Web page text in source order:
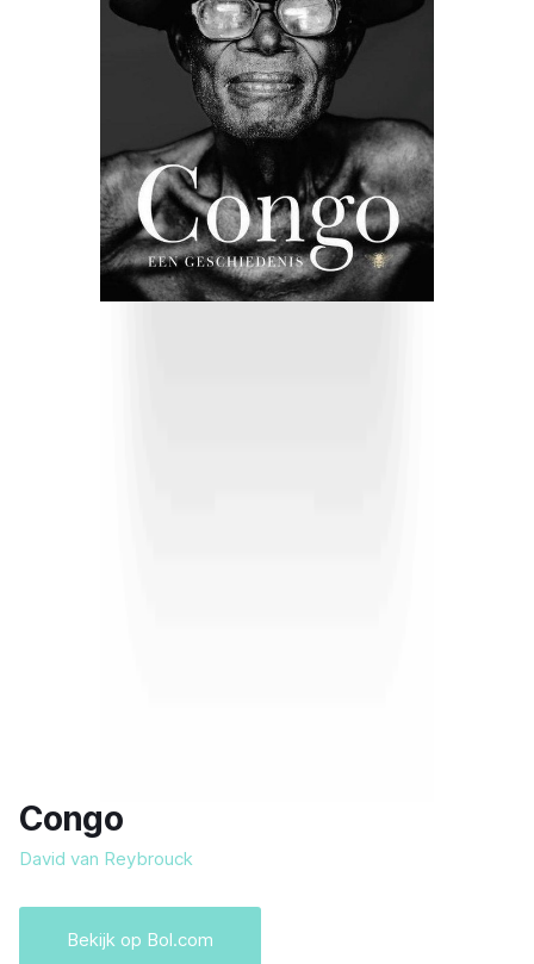
Congo
David van Reybrouck
Bekijk op Bol.com